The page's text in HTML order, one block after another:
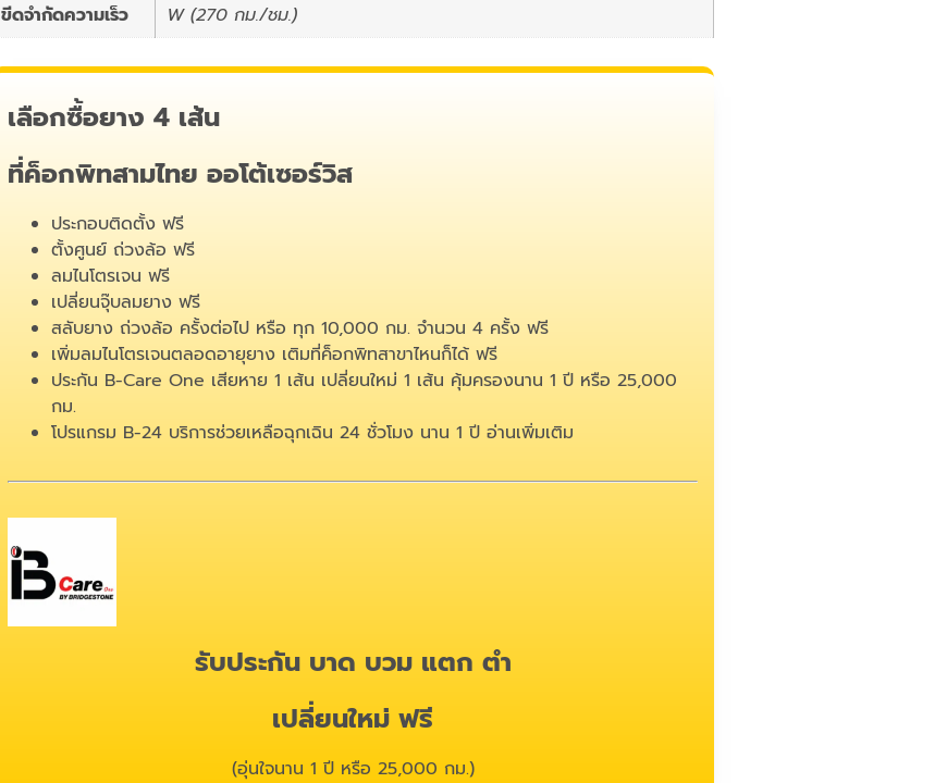
ขีดจำกัดความเร็ว
W (270 กม./ชม.)
เลือกซื้อยาง 4 เส้น
ที่ค็อกพิทสามไทย ออโต้เซอร์วิส
ประกอบติดตั้ง ฟรี
ตั้งศูนย์ ถ่วงล้อ ฟรี
ลมไนโตรเจน ฟรี
เปลี่ยนจุ๊บลมยาง ฟรี
สลับยาง ถ่วงล้อ ครั้งต่อไป หรือ ทุก 10,000 กม. จำนวน 4 ครั้ง ฟรี
เพิ่มลมไนโตรเจนตลอดอายุยาง เติมที่ค็อกพิทสาขาไหนก็ได้ ฟรี
ประกัน B-Care One เสียหาย 1 เส้น เปลี่ยนใหม่ 1 เส้น คุ้มครองนาน 1 ปี หรือ 25,000
กม.
โปรแกรม B-24 บริการช่วยเหลือฉุกเฉิน 24 ชั่วโมง นาน 1 ปี อ่านเพิ่มเติม
รับประกัน บาด บวม แตก ตำ
เปลี่ยนใหม่ ฟรี
(อุ่นใจนาน 1 ปี หรือ 25,000 กม.)